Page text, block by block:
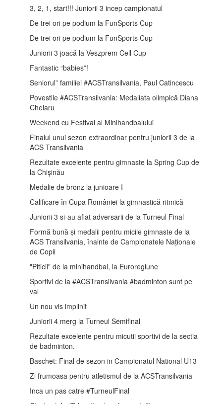
3, 2, 1, start!!! Juniorii 3 incep campionatul
De trei ori pe podium la FunSports Cup
De trei ori pe podium la FunSports Cup
Juniorii 3 joacă la Veszprem Cell Cup
Fantastic “babies”!
Seniorul” familiei #ACSTransilvania, Paul Catincescu
Povestile #ACSTransilvania: Medaliata olimpică Diana
Chelaru
Weekend cu Festival al Minihandbalului
Finalul unui sezon extraordinar pentru juniorii 3 de la
ACS Transilvania
Rezultate excelente pentru gimnaste la Spring Cup de
la Chișinău
Medalie de bronz la junioare I
Calificare în Cupa României la gimnastică ritmică
Juniorii 3 si-au aflat adversarii de la Turneul Final
Formă bună și medalii pentru micile gimnaste de la
ACS Transilvania, înainte de Campionatele Naționale
de Copii
"Piticii" de la minihandbal, la Euroregiune
Sportivi de la #ACSTransilvania #badminton sunt pe
val
Un nou vis implinit
Juniorii 4 merg la Turneul Semifinal
Rezultate excelente pentru micutii sportivi de la sectia
de badminton.
Baschet: Final de sezon in Campionatul National U13
Zi frumoasa pentru atletismul de la ACSTransilvania
Inca un pas catre #TurneulFinal